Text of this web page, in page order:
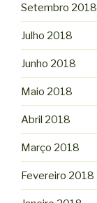
Setembro 2018
Julho 2018
Junho 2018
Maio 2018
Abril 2018
Março 2018
Fevereiro 2018